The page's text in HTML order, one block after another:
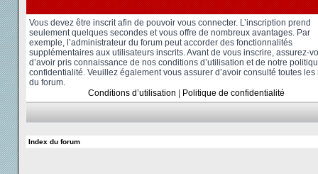
Vous devez être inscrit afin de pouvoir vous connecter. L’inscription prend
seulement quelques secondes et vous offre de nombreux avantages. Par
exemple, l’administrateur du forum peut accorder des fonctionnalités
supplémentaires aux utilisateurs inscrits. Avant de vous inscrire, assurez-
d’avoir pris connaissance de nos conditions d’utilisation et de notre
confidentialité. Veuillez également vous assurer d’avoir consulté toutes les
du forum.
Conditions d’utilisation
Politique de confidentialité
Index du forum